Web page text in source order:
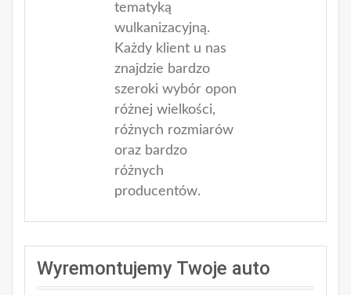
tematyką
wulkanizacyjną.
Każdy klient u nas
znajdzie bardzo
szeroki wybór opon
różnej wielkości,
różnych rozmiarów
oraz bardzo
różnych
producentów.
Wyremontujemy Twoje auto